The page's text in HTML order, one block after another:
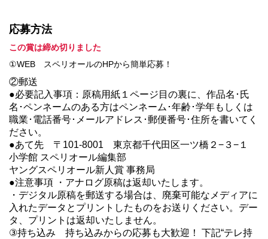
応募方法
この賞は締め切りました
①WEB スペリオールのHPから簡単応募！
②郵送
●必要記入事項：原稿用紙１ページ目の裏に、作品名･氏
名･ペンネームのある方はペンネーム･年齢･学年もしくは
職業･電話番号･メールアドレス･郵便番号･住所を書いてく
ださい。
●あて先 〒101‐8001 東京都千代田区一ツ橋２−３−１
小学館 スペリオール編集部
ヤングスペリオール新人賞 事務局
●注意事項 ・アナログ原稿は返却いたします。
・デジタル原稿を郵送する場合は、廃棄可能なメディアに
入れたデータとプリントしたものをお送りください。デー
タ、プリントは返却いたしません。
③持ち込み 持ち込みからの応募も大歓迎！ 下記“テレ持